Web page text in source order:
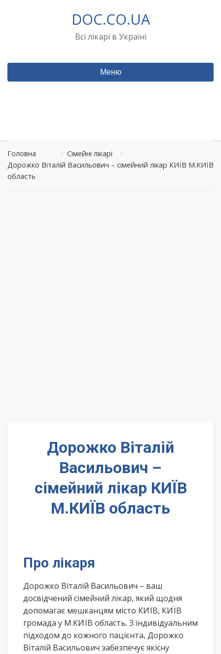
DOC.CO.UA
Всі лікарі в Україні
Меню
Головна / Сімейні лікарі
/
Дорожко Віталій Васильович – сімейний лікар КИЇВ М.КИЇВ
область
Дорожко Віталій
Васильович –
сімейний лікар КИЇВ
М.КИЇВ область
Про лікаря
Дорожко Віталій Васильович – ваш
досвідчений сімейний лікар, який щодня
допомагає мешканцям місто КИЇВ, КИЇВ
громада у М.КИЇВ область. З індивідуальним
підходом до кожного пацієнта, Дорожко
Віталій Васильович забезпечує якісну